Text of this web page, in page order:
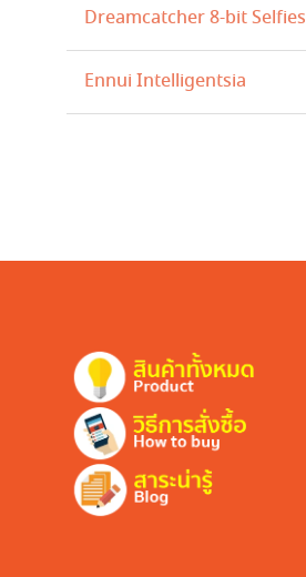
Dreamcatcher 8-bit Selfies
Ennui Intelligentsia